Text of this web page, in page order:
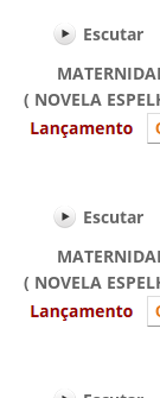
Escutar
( NOVELA
Escutar
( NOVELA